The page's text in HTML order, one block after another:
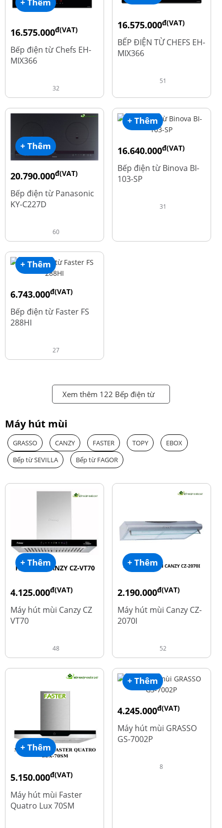
+ Thêm
16.575.000đ(VAT)
19.500.000
Bếp điện từ Chefs EH-
MIX366
32
16.575.000đ(VAT)
19.500.000
BẾP ĐIỆN TỪ CHEFS EH-
MIX366
51
+ Thêm
20.790.000đ(VAT)
25.990.000
Bếp điện từ Panasonic
KY-C227D
60
+ Thêm
16.640.000đ(VAT)
20.800.000
Bếp điện từ Binova BI-
103-SP
31
+ Thêm
6.743.000đ(VAT)
8.990.000
Bếp điện từ Faster FS
288HI
27
Xem thêm 122 Bếp điện từ
Máy hút mùi
GRASSO CANZY FASTER TOPY
EBOX
Bếp từ SEVILLA
Bếp từ FAGOR
+ Thêm
4.125.000đ(VAT)
8.500.000
Máy hút mùi Canzy CZ
VT70
48
+ Thêm
2.190.000đ(VAT)
4.450.000
Máy hút mùi Canzy CZ-
2070I
52
+ Thêm
5.150.000đ(VAT)
Máy hút mùi Faster
Quatro Lux 70SM
+ Thêm
4.245.000đ(VAT)
5.660.000
Máy hút mùi GRASSO
GS-7002P
8